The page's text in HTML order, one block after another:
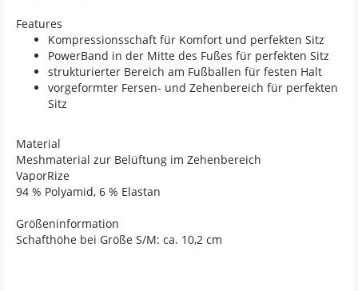
Features
Kompressionsschaft für Komfort und perfekten Sitz
PowerBand in der Mitte des Fußes für perfekten Sitz
strukturierter Bereich am Fußballen für festen Halt
vorgeformter Fersen- und Zehenbereich für perfekten
Sitz
Material
Meshmaterial zur Belüftung im Zehenbereich
VaporRize
94 % Polyamid, 6 % Elastan
Größeninformation
Schafthöhe bei Größe S/M: ca. 10,2 cm